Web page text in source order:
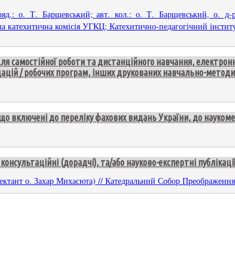
о. Т. Барщевський; авт. кол.: о. Т. Барщевський,
комісія УГКЦ; Катехитично-педагогічний
самостійної роботи та дистанційного навчання,
/ робочих програм, інших друкованих навчально-
включені до переліку фахових видань України, до
(дорадчі), та/або науково-експертні
о. Захар Михасюта) // Катедральний Собор